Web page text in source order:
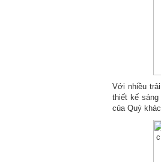
Với nhiều
thiết kế
của Quý